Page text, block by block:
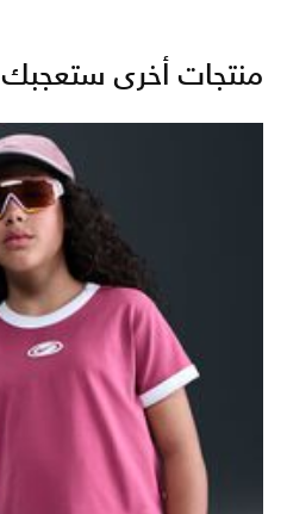
منتجات أخرى ستعجبك